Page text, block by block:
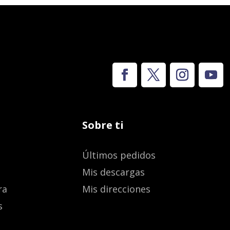
Sobre ti
Últimos pedidos
Mis descargas
Mis direcciones